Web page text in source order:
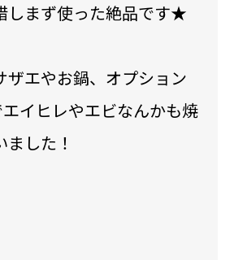
しまず使った絶品です★
ザエやお鍋、オプション
イヒレやエビなんかも焼
ました！